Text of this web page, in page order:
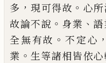
多 ， 現可得故 。 心
故論不說 。 身業 、
全無有故 。 不定心 ，
業 。生等諸相皆依心